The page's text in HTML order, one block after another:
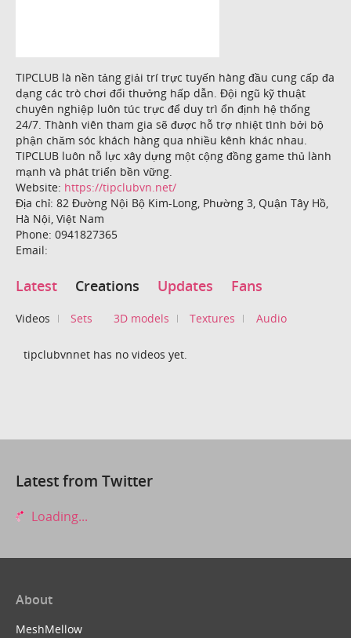
TIPCLUB là nền tảng giải trí trực tuyến hàng đầu cung cấp đa
dạng các trò chơi đổi thưởng hấp dẫn. Đội ngũ kỹ thuật
chuyên nghiệp luôn túc trực để duy trì ổn định hệ thống
24/7. Thành viên tham gia sẽ được hỗ trợ nhiệt tình bởi bộ
phận chăm sóc khách hàng qua nhiều kênh khác nhau.
TIPCLUB luôn nỗ lực xây dựng một cộng đồng game thủ lành
mạnh và phát triển bền vững.
Website: https://tipclubvn.net/
Địa chỉ: 82 Đường Nội Bộ Kim-Long, Phường 3, Quận Tây Hồ,
Hà Nội, Việt Nam
Phone: 0941827365
Email:
Latest Creations Updates Fans
Videos Sets 3D models Textures Audio
tipclubvnnet has no videos yet.
Latest from Twitter
Loading...
About
MeshMellow